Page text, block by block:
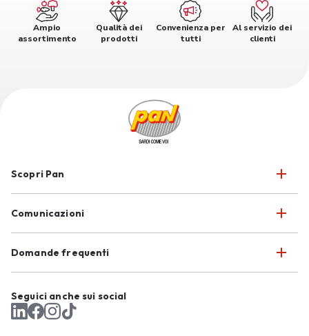
Ampio
assortimento
Qualità dei
prodotti
Convenienza per
tutti
Al servizio dei
clienti
Scopri Pan
Comunicazioni
Domande frequenti
Seguici anche sui social